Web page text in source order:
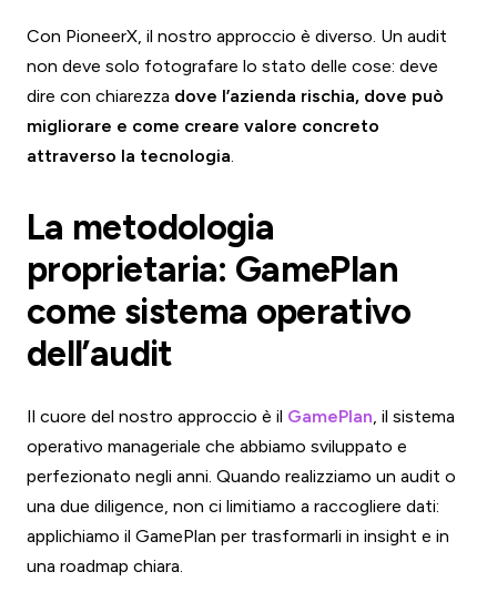
Con PioneerX, il nostro approccio è diverso. Un audit
non deve solo fotografare lo stato delle cose: deve
dire con chiarezza dove l’azienda rischia, dove può
migliorare e come creare valore concreto
attraverso la tecnologia
La metodologia
proprietaria: GamePlan
come sistema operativo
dell’audit
Il cuore del nostro approccio è il GamePlan , il sistema
operativo manageriale che abbiamo sviluppato e
perfezionato negli anni. Quando realizziamo un audit o
una due diligence, non ci limitiamo a raccogliere dati:
applichiamo il GamePlan per trasformarli in insight e in
una roadmap chiara.